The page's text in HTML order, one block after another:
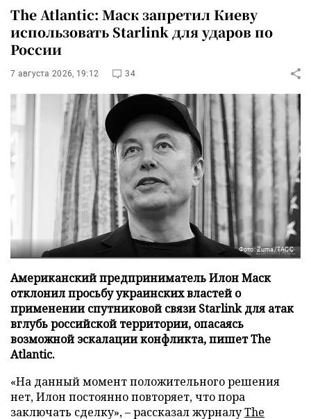
The Atlantic: Маск запретил Киеву
использовать Starlink для ударов по
России
7 августа 2026, 19:12 34
Фото: Zuma/ТАСС
Американский предприниматель Илон Маск
отклонил просьбу украинских властей о
применении спутниковой связи Starlink для атак
вглубь российской территории, опасаясь
возможной эскалации конфликта, пишет The
Atlantic.
«На данный момент положительного решения
нет, Илон постоянно повторяет, что пора
заключать сделку», – рассказал журналуThe